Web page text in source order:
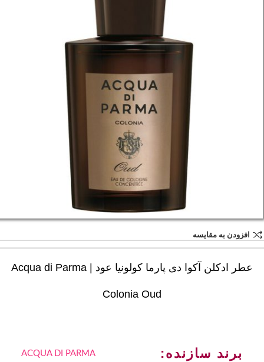
افزودن به مقایسه
عطر ادکلن آکوا دی پارما کولونیا عود | Acqua di Parma
Colonia Oud
برند سازنده: ACQUA DI PARMA